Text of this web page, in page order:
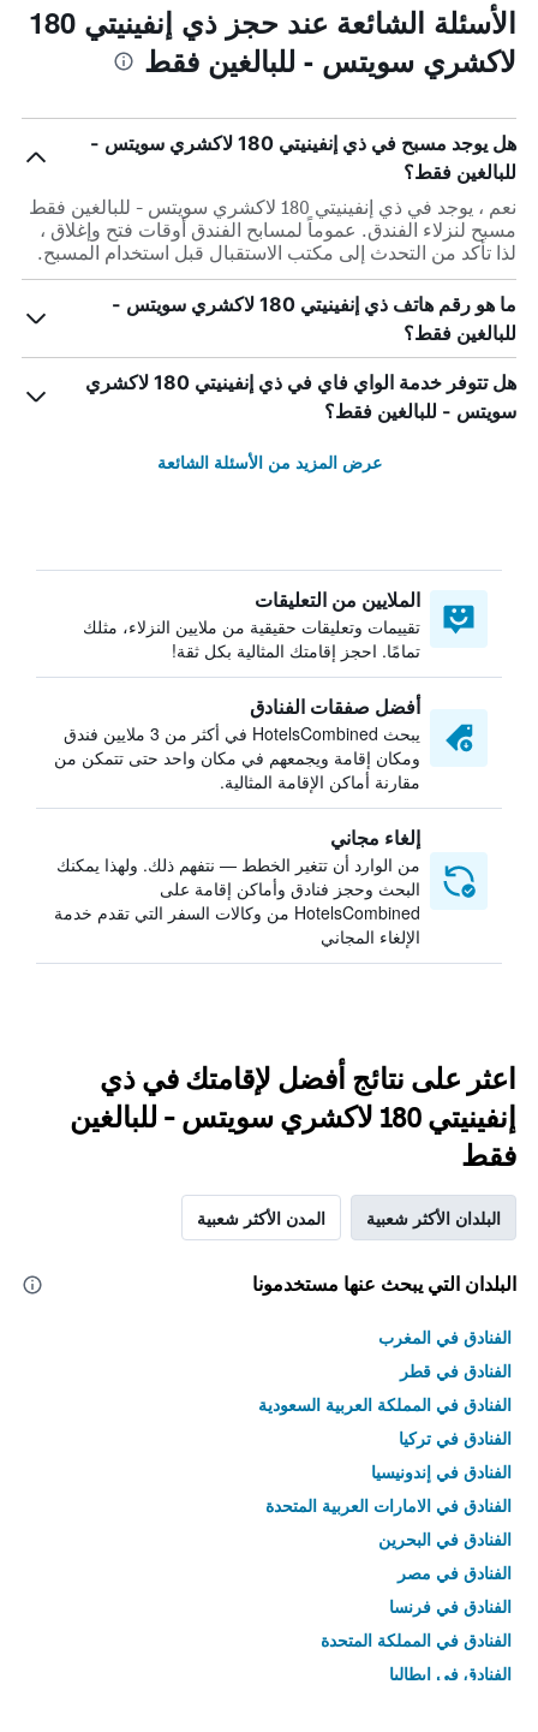
الأسئلة الشائعة عند حجز ذي إنفينيتي 180
لاكشري سويتس - للبالغين فقط
هل يوجد مسبح في ذي إنفينيتي 180 لاكشري سويتس -
للبالغين فقط؟
نعم ، يوجد في ذي إنفينيتي 180 لاكشري سويتس - للبالغين فقط
مسبح لنزلاء الفندق. عموماً لمسابح الفندق أوقات فتح وإغلاق ،
لذا تأكد من التحدث إلى مكتب الاستقبال قبل استخدام المسبح.
ما هو رقم هاتف ذي إنفينيتي 180 لاكشري سويتس -
للبالغين فقط؟
هل تتوفر خدمة الواي فاي في ذي إنفينيتي 180 لاكشري
سويتس - للبالغين فقط؟
عرض المزيد من الأسئلة الشائعة
الملايين من التعليقات
تقييمات وتعليقات حقيقية من ملايين النزلاء، مثلك
تمامًا. احجز إقامتك المثالية بكل ثقة!
أفضل صفقات الفنادق
يبحث HotelsCombined في أكثر من 3 ملايين فندق
ومكان إقامة ويجمعهم في مكان واحد حتى تتمكن من
مقارنة أماكن الإقامة المثالية.
إلغاء مجاني
من الوارد أن تتغير الخطط — نتفهم ذلك. ولهذا يمكنك
البحث وحجز فنادق وأماكن إقامة على
HotelsCombined من وكالات السفر التي تقدم خدمة
الإلغاء المجاني
اعثر على نتائج أفضل لإقامتك في ذي
إنفينيتي 180 لاكشري سويتس - للبالغين
فقط
البلدان الأكثر شعبية المدن الأكثر شعبية
البلدان التي يبحث عنها مستخدمونا
الفنادق في المغرب
الفنادق في قطر
الفنادق في المملكة العربية السعودية
الفنادق في تركيا
الفنادق في إندونيسيا
الفنادق في الامارات العربية المتحدة
الفنادق في البحرين
الفنادق في مصر
الفنادق في فرنسا
الفنادق في المملكة المتحدة
الفنادق في إيطاليا